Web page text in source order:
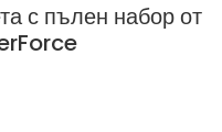
с пълен набор от